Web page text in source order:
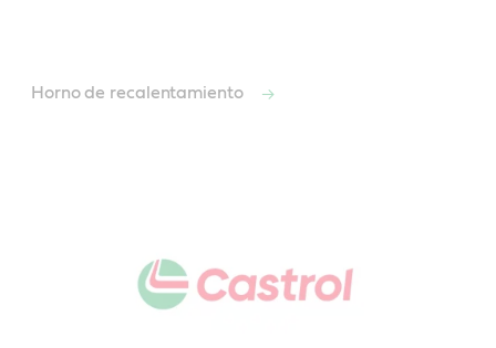
Horno de recalentamiento